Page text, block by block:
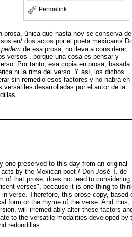
Permalink
prosa, única que hasta hoy se conserva
en/ dos actos por el poeta mexicano/
de esa prosa, no lleva a considerar,
versos”, porque una cosa es pensar y
Por tanto, esa copia en prosa, basada
ni la rima del verso. Y así, los dichos
sin remedio esos factores y no habrá en
desarrolladas por el autor de la
one preserved to this day from an original
by the Mexican poet / Don José T. de
of that prose, does not lead to considering,
verses", because it is one thing to
verse. Therefore, this prose copy, based
form or the rhyme of the verse. And thus,
will irremediably alter these factors
to the versatile modalities developed by
redondillas.